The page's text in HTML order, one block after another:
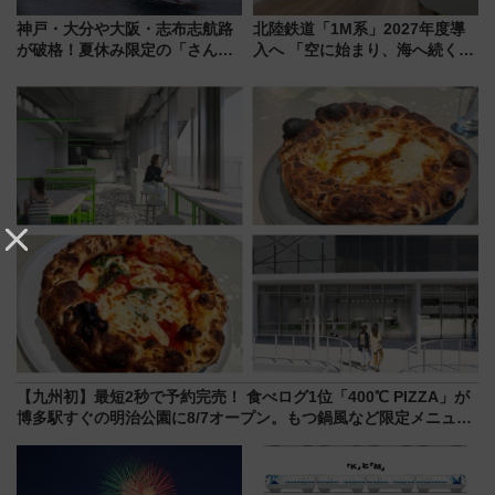
神戸・大分や大阪・志布志航路
が破格！夏休み限定の「さんふ
ート 夕朝食ビュッフェ付きで
快適な船旅はいかが？
北陸鉄道「1M系」2027年度導
入へ 「空に始まり、海へ続く」
神秘的なデザイン
【九州初】最短2秒で予約完売！ 食べログ1位「400℃ PIZZA」が
博多駅すぐの明治公園に8/7オープン。もつ鍋風など限定メニュー